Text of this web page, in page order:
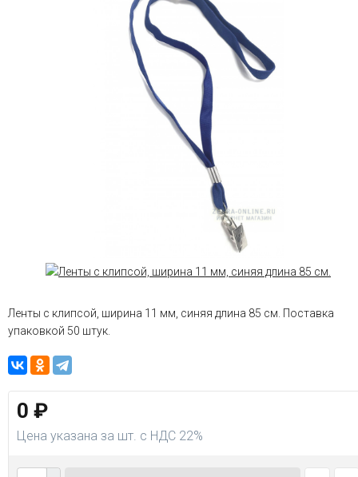
Ленты с клипсой, ширина 11 мм, синяя длина 85 см. Поставка
упаковкой 50 штук.
0 ₽
Цена указана за шт. с НДС 22%